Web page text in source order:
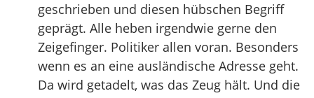
geschrieben und diesen hübschen Begriff
geprägt. Alle heben irgendwie gerne den
Zeigefinger. Politiker allen voran. Besonders
wenn es an eine ausländische Adresse geht.
Da wird getadelt, was das Zeug hält. Und die